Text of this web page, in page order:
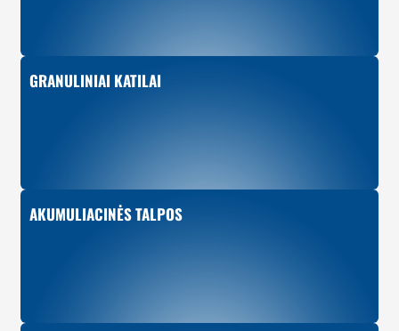
GRANULINIAI KATILAI
AKUMULIACINĖS TALPOS